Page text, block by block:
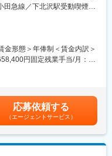
ンバーが在籍しています。
品を扱います。専門知識は
します。
でも成果が出しやすい環境
社風もあり、意見やアイデ
5％＝2万5千円が翌月に支給
護師に対して医薬品を提供
提供し、患者様により良い
献性の高い仕事です。
生に対して世界の医薬品を
らの紹介
田急線／下北沢駅受動喫煙対
：会社の定める事業所
金形態＞年俸制＜賃金内訳＞
円固定残業手当/月：
賞与額は含まれていません。
目安の金額であり、選考を通
(月額)は固定手当を含めた表
応募依頼する
（エージェントサービス）